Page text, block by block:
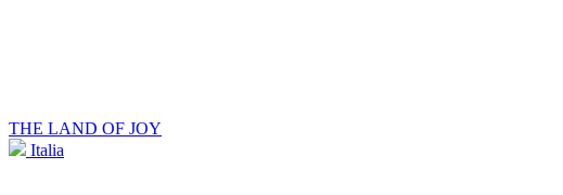
THE LAND OF JOY
Italia